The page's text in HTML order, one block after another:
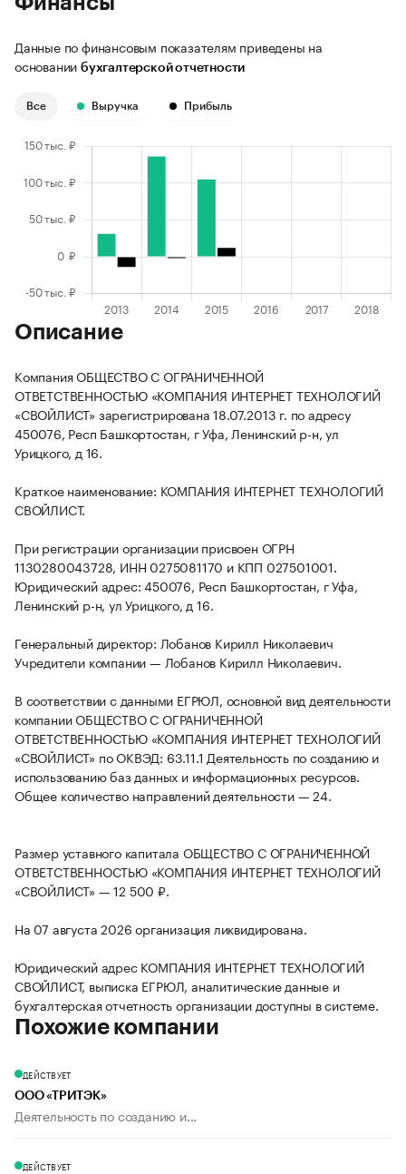
Данные по финансовым показателям приведены на
основании бухгалтерской отчетности
Все Выручка Прибыль
Описание
Компания ОБЩЕСТВО С ОГРАНИЧЕННОЙ
ОТВЕТСТВЕННОСТЬЮ «КОМПАНИЯ ИНТЕРНЕТ ТЕХНОЛОГИЙ
«СВОЙЛИСТ» зарегистрирована 18.07.2013 г. по адресу
450076, Респ Башкортостан, г Уфа, Ленинский р-н, ул
Урицкого, д 16.
Краткое наименование: КОМПАНИЯ ИНТЕРНЕТ ТЕХНОЛОГИЙ
СВОЙЛИСТ.
При регистрации организации присвоен ОГРН
1130280043728, ИНН 0275081170 и КПП 027501001.
Юридический адрес: 450076, Респ Башкортостан, г Уфа,
Ленинский р-н, ул Урицкого, д 16.
Генеральный директор: Лобанов Кирилл Николаевич
Учредители компании — Лобанов Кирилл Николаевич.
В соответствии с данными ЕГРЮЛ, основной вид деятельности
компании ОБЩЕСТВО С ОГРАНИЧЕННОЙ
ОТВЕТСТВЕННОСТЬЮ «КОМПАНИЯ ИНТЕРНЕТ ТЕХНОЛОГИЙ
«СВОЙЛИСТ» по ОКВЭД: 63.11.1 Деятельность по созданию и
использованию баз данных и информационных ресурсов.
Общее количество направлений деятельности — 24.
Размер уставного капитала ОБЩЕСТВО С ОГРАНИЧЕННОЙ
ОТВЕТСТВЕННОСТЬЮ «КОМПАНИЯ ИНТЕРНЕТ ТЕХНОЛОГИЙ
«СВОЙЛИСТ» — 12 500 ₽.
На 07 августа 2026 организация ликвидирована.
Юридический адрес КОМПАНИЯ ИНТЕРНЕТ ТЕХНОЛОГИЙ
СВОЙЛИСТ, выписка ЕГРЮЛ, аналитические данные и
бухгалтерская отчетность организации доступны в системе.
Похожие компании
ДЕЙСТВУЕТ
ООО «ТРИТЭК»
Деятельность по созданию и...
ДЕЙСТВУЕТ